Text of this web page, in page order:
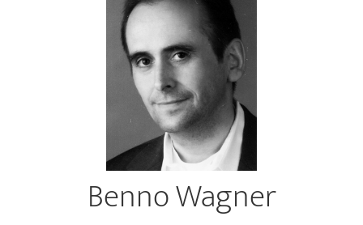
Benno Wagner